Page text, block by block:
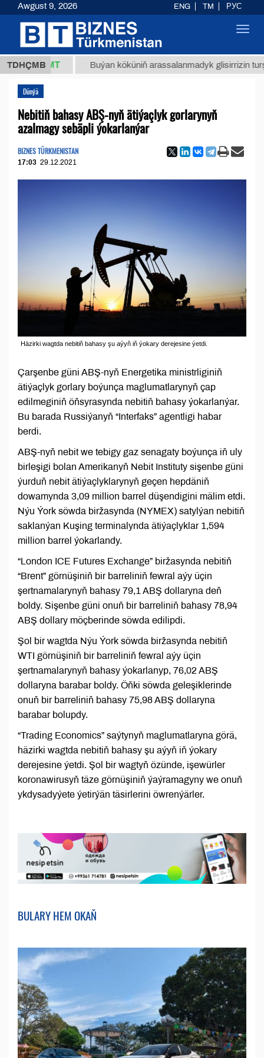
TDHÇMB
ТМТ Buýan köküniň arassalanmadyk glisirrizin turşusy
Dünýä
Nebitiň bahasy ABŞ-nyň ätiýaçlyk gorlarynyň
azalmagy sebäpli ýokarlanýar
BIZNES TÜRKMENISTAN
17:03 29.12.2021
Häzirki wagtda nebitiň bahasy şu aýyň iň ýokary derejesine ýetdi.
Çarşenbe güni ABŞ-nyň Energetika ministrliginiň
ätiýaçlyk gorlary boýunça maglumatlarynyň çap
edilmeginiň öňsyrasynda nebitiň bahasy ýokarlanýar.
Bu barada Russiýanyň “Interfaks” agentligi habar
berdi.
ABŞ-nyň nebit we tebigy gaz senagaty boýunça iň uly
birleşigi bolan Amerikanyň Nebit Instituty sişenbe güni
ýurduň nebit ätiýaçlyklarynyň geçen hepdäniň
dowamynda 3,09 million barrel düşendigini mälim etdi.
Nýu Ýork söwda biržasynda (NYMEX) satylýan nebitiň
saklanýan Kuşing terminalynda ätiýaçlyklar 1,594
million barrel ýokarlandy.
“London ICE Futures Exchange” biržasynda nebitiň
“Brent” görnüşiniň bir barreliniň fewral aýy üçin
şertnamalarynyň bahasy 79,1 ABŞ dollaryna deň
boldy. Sişenbe güni onuň bir barreliniň bahasy 78,94
ABŞ dollary möçberinde söwda edilipdi.
Şol bir wagtda Nýu Ýork söwda biržasynda nebitiň
WTI görnüşiniň bir barreliniň fewral aýy üçin
şertnamalarynyň bahasy ýokarlanyp, 76,02 ABŞ
dollaryna barabar boldy. Öňki söwda geleşiklerinde
onuň bir barreliniň bahasy 75,98 ABŞ dollaryna
barabar bolupdy.
“Trading Economics” saýtynyň maglumatlaryna görä,
häzirki wagtda nebitiň bahasy şu aýyň iň ýokary
derejesine ýetdi. Şol bir wagtyň özünde, işewürler
koronawirusyň täze görnüşiniň ýaýramagyny we onuň
ykdysadyýete ýetirýän täsirlerini öwrenýärler.
BULARY HEM OKAŇ
Awgust 9, 2026 ENG TM РУС